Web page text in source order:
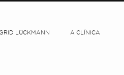
LÜCKMANN A CLÍNICA